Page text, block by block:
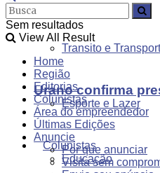
Urano confirma
Colunistas
Transito e
Esporte e Lazer
Educação
Sem resultados
View All Result
Home
Região
Editorias
Colunistas
Área do empreendedor
Últimas Edições
Anuncie
Por que anunciar
Visita sem